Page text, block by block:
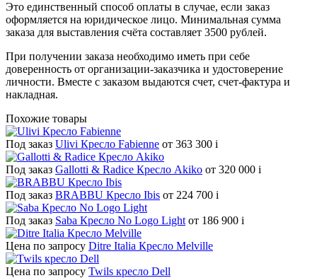
Это единственный способ оплаты в случае, если заказ
оформляется на юридическое лицо. Минимальная сумма
заказа для выставления счёта составляет 3500 рублей.
При получении заказа необходимо иметь при себе
доверенность от организации-заказчика и удостоверение
личности. Вместе с заказом выдаются счет, счет-фактура и
накладная.
Похожие товары
Под заказ Ulivi Кресло Fabienne от 363 300 i
Под заказ Gallotti & Radice Кресло Akiko от 320 000 i
Под заказ BRABBU Кресло Ibis от 224 700 i
Под заказ Saba Кресло No Logo Light от 186 900 i
Цена по запросу Ditre Italia Кресло Melville
Цена по запросу Twils кресло Dell